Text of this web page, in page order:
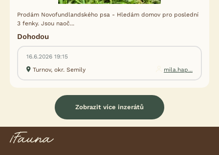
Prodám Novofundlandského psa - Hledám domov pro poslední
3 fenky. Jsou naoč...
Dohodou
16.6.2026 19:15
Turnov, okr. Semily
mila.hap...
Zobrazit více inzerátů